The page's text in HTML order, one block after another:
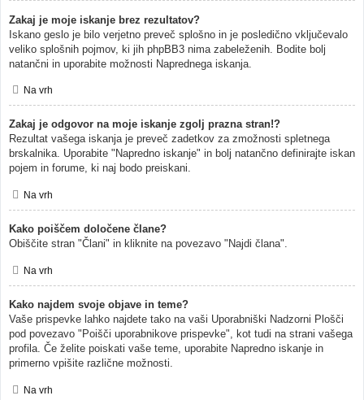
Zakaj je moje iskanje brez rezultatov?
Iskano geslo je bilo verjetno preveč splošno in je posledično vključevalo
veliko splošnih pojmov, ki jih phpBB3 nima zabeleženih. Bodite bolj
natančni in uporabite možnosti Naprednega iskanja.
Na vrh
Zakaj je odgovor na moje iskanje zgolj prazna stran!?
Rezultat vašega iskanja je preveč zadetkov za zmožnosti spletnega
brskalnika. Uporabite "Napredno iskanje" in bolj natančno definirajte iskan
pojem in forume, ki naj bodo preiskani.
Na vrh
Kako poiščem določene člane?
Obiščite stran "Člani" in kliknite na povezavo "Najdi člana".
Na vrh
Kako najdem svoje objave in teme?
Vaše prispevke lahko najdete tako na vaši Uporabniški Nadzorni Plošči
pod povezavo "Poišči uporabnikove prispevke", kot tudi na strani vašega
profila. Če želite poiskati vaše teme, uporabite Napredno iskanje in
primerno vpišite različne možnosti.
Na vrh